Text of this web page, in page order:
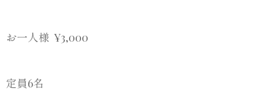
お一人様 ¥3,000
定員6名